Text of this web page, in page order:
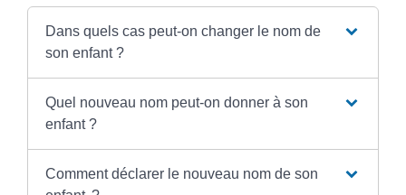
Dans quels cas peut-on changer le nom de
son enfant ?
Quel nouveau nom peut-on donner à son
enfant ?
Comment déclarer le nouveau nom de son